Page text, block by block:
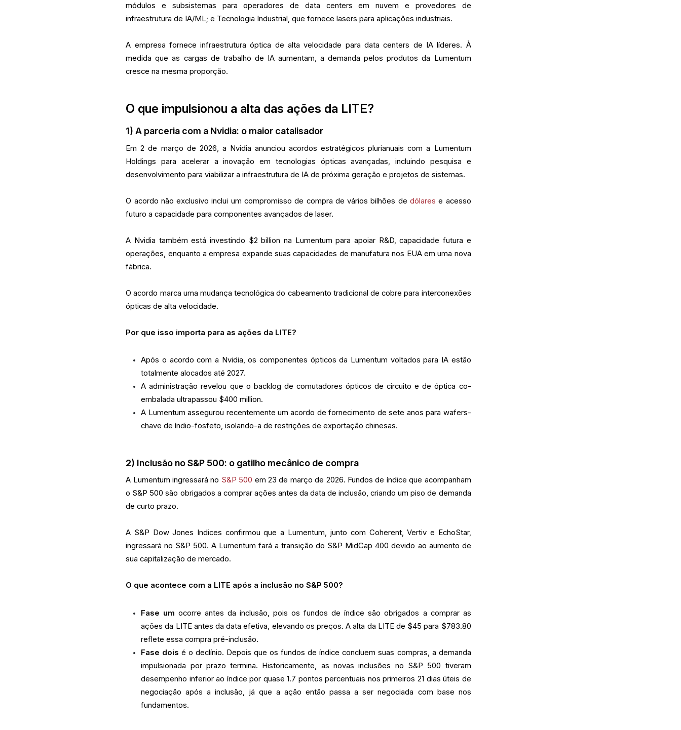
módulos e subsistemas para operadores de data centers em nuvem e provedores de
infraestrutura de IA/ML; e Tecnologia Industrial, que fornece lasers para aplicações industriais.
A empresa fornece infraestrutura óptica de alta velocidade para data centers de IA líderes. À
medida que as cargas de trabalho de IA aumentam, a demanda pelos produtos da Lumentum
cresce na mesma proporção.
O que impulsionou a alta das ações da LITE?
1) A parceria com a Nvidia: o maior catalisador
Em 2 de março de 2026, a Nvidia anunciou acordos estratégicos plurianuais com a Lumentum
Holdings para acelerar a inovação em tecnologias ópticas avançadas, incluindo pesquisa e
desenvolvimento para viabilizar a infraestrutura de IA de próxima geração e projetos de sistemas.
O acordo não exclusivo inclui um compromisso de compra de vários bilhões de dólares e acesso
futuro a capacidade para componentes avançados de laser.
A Nvidia também está investindo $2 billion na Lumentum para apoiar R&D, capacidade futura e
operações, enquanto a empresa expande suas capacidades de manufatura nos EUA em uma nova
fábrica.
O acordo marca uma mudança tecnológica do cabeamento tradicional de cobre para interconexões
ópticas de alta velocidade.
Por que isso importa para as ações da LITE?
Após o acordo com a Nvidia, os componentes ópticos da Lumentum voltados para IA estão
totalmente alocados até 2027.
A administração revelou que o backlog de comutadores ópticos de circuito e de óptica co-
embalada ultrapassou $400 million.
A Lumentum assegurou recentemente um acordo de fornecimento de sete anos para wafers-
chave de índio-fosfeto, isolando-a de restrições de exportação chinesas.
2) Inclusão no S&P 500: o gatilho mecânico de compra
A Lumentum ingressará no S&P 500 em 23 de março de 2026. Fundos de índice que acompanham
o S&P 500 são obrigados a comprar ações antes da data de inclusão, criando um piso de demanda
de curto prazo.
A S&P Dow Jones Indices confirmou que a Lumentum, junto com Coherent, Vertiv e EchoStar,
ingressará no S&P 500. A Lumentum fará a transição do S&P MidCap 400 devido ao aumento de
sua capitalização de mercado.
O que acontece com a LITE após a inclusão no S&P 500?
Fase um ocorre antes da inclusão, pois os fundos de índice são obrigados a comprar as
ações da LITE antes da data efetiva, elevando os preços. A alta da LITE de $45 para $783.80
reflete essa compra pré-inclusão.
Fase dois é o declínio. Depois que os fundos de índice concluem suas compras, a demanda
impulsionada por prazo termina. Historicamente, as novas inclusões no S&P 500 tiveram
desempenho inferior ao índice por quase 1.7 pontos percentuais nos primeiros 21 dias úteis de
negociação após a inclusão, já que a ação então passa a ser negociada com base nos
fundamentos.